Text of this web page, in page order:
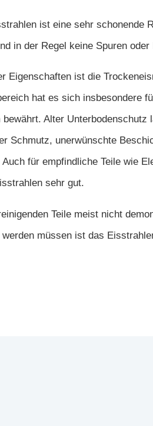
ist eine sehr schonende
in der Regel keine Spuren
Eigenschaften ist die
hat es sich insbesondere
bewährt. Alter
Schmutz, unerwünschte
Auch für empfindliche Teile wie
sehr gut.
Teile meist nicht
müssen ist das